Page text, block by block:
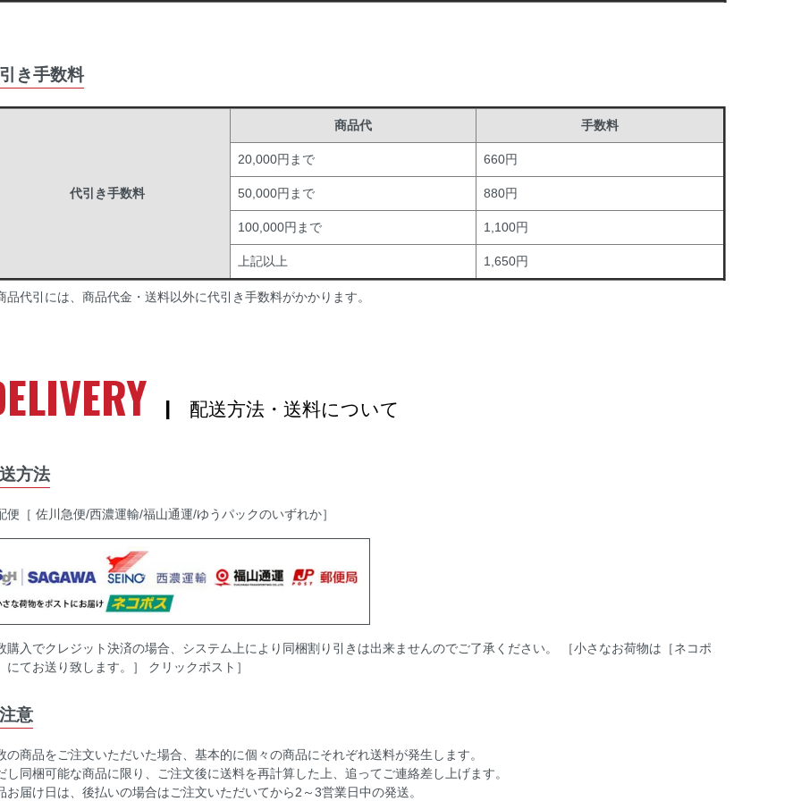
き手数料
代引き手数料
商品代 手数料
20,000円まで 660円
50,000円まで 880円
100,000円まで 1,100円
上記以上 1,650円
代引には、商品代金・送料以外に代引き手数料がかかります。
| 配送方法・送料について
方法
便［ 佐川急便/西濃運輸/福山通運/ゆうパックのいずれか］
購入でクレジット決済の場合、システム上により同梱割り引きは出来ませんのでご了承ください。 ［小さなお荷物は［ネコポ
にてお送り致します。］ クリックポスト］
意
の商品をご注文いただいた場合、基本的に個々の商品にそれぞれ送料が発生します。
し同梱可能な商品に限り、ご注文後に送料を再計算した上、追ってご連絡差し上げます。
お届け日は、後払いの場合はご注文いただいてから2～3営業日中の発送。